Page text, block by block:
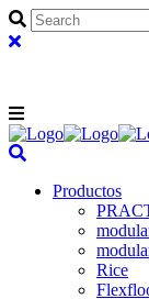
Productos
Rice